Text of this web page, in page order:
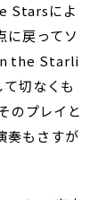
Starsによ
に戻ってソ
the Starli
切なくも
のプレイと
奏もさすが